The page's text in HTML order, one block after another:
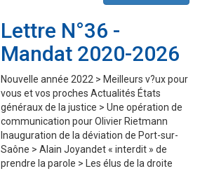
Lettre N°36 -
Mandat 2020-2026
Nouvelle année 2022 > Meilleurs v?ux pour
vous et vos proches Actualités États
généraux de la justice > Une opération de
communication pour Olivier Rietmann
Inauguration de la déviation de Port-sur-
Saône > Alain Joyandet « interdit » de
prendre la parole > Les élus de la droite